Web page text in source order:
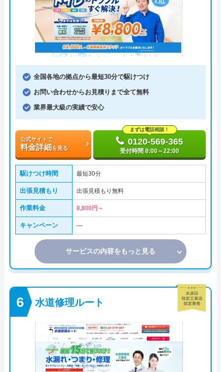
全国各地の拠点から最短30分で駆けつけ
お問い合わせからお見積りまで全て無料
業界最大級の実績で安心
公式サイトで
料金詳細を見る
まずは電話相談！
0120-569-365
受付時間 8:00～22:00
駆けつけ時間 最短30分
出張見積もり 出張見積もり無料
作業料金 8,800円～
キャンペーン ―
サービスの内容をもっと見る
水道修理ルート